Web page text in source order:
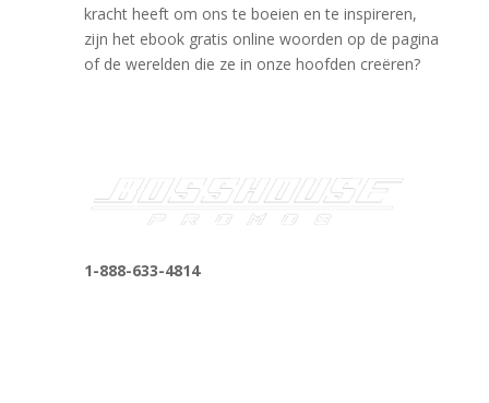
kracht heeft om ons te boeien en te inspireren,
zijn het ebook gratis online woorden op de pagina
of de werelden die ze in onze hoofden creëren?
1-888-633-4814